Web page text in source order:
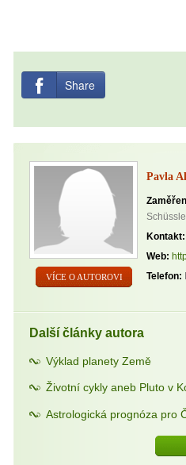
Share
VÍCE O AUTOROVI
Pavla
Kontakt:
Web:
Telefon:
Další články autora
Výklad planety Země
Životní cykly aneb Pluto v
Astrologická prognóza pro